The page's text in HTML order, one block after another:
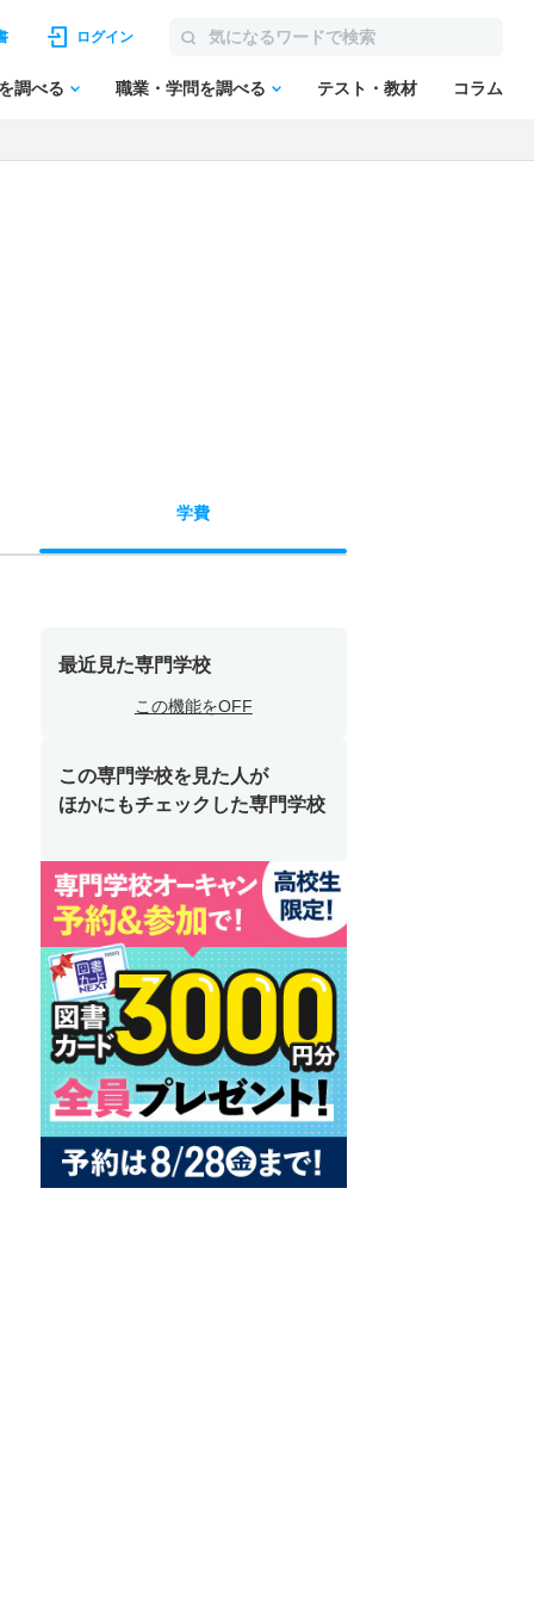
ログイン
調べる 職業・学問を調べる テスト・教材 コラム
学費
最近見た専門学校
この機能をOFF
この専門学校を見た人が
ほかにもチェックした専門学校